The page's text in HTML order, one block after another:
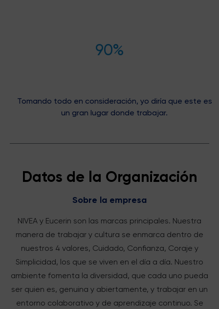
90%
Tomando todo en consideración, yo diría que este es
un gran lugar donde trabajar.
Datos de la Organización
Sobre la empresa
NIVEA y Eucerin son las marcas principales. Nuestra
manera de trabajar y cultura se enmarca dentro de
nuestros 4 valores, Cuidado, Confianza, Coraje y
Simplicidad, los que se viven en el día a día. Nuestro
ambiente fomenta la diversidad, que cada uno pueda
ser quien es, genuina y abiertamente, y trabajar en un
entorno colaborativo y de aprendizaje continuo. Se